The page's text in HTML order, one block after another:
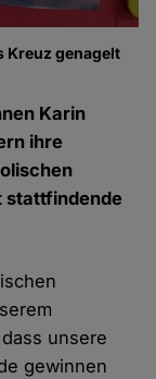
Kreuz genagelt
Karin
ihre
stattfindende
unsere
gewinnen